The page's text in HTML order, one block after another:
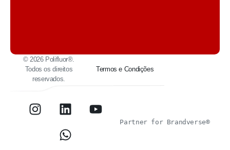
Termos e Condições
© 2026 Polifluor®.
Todos os direitos
reservados.
Partner for Brandverse®